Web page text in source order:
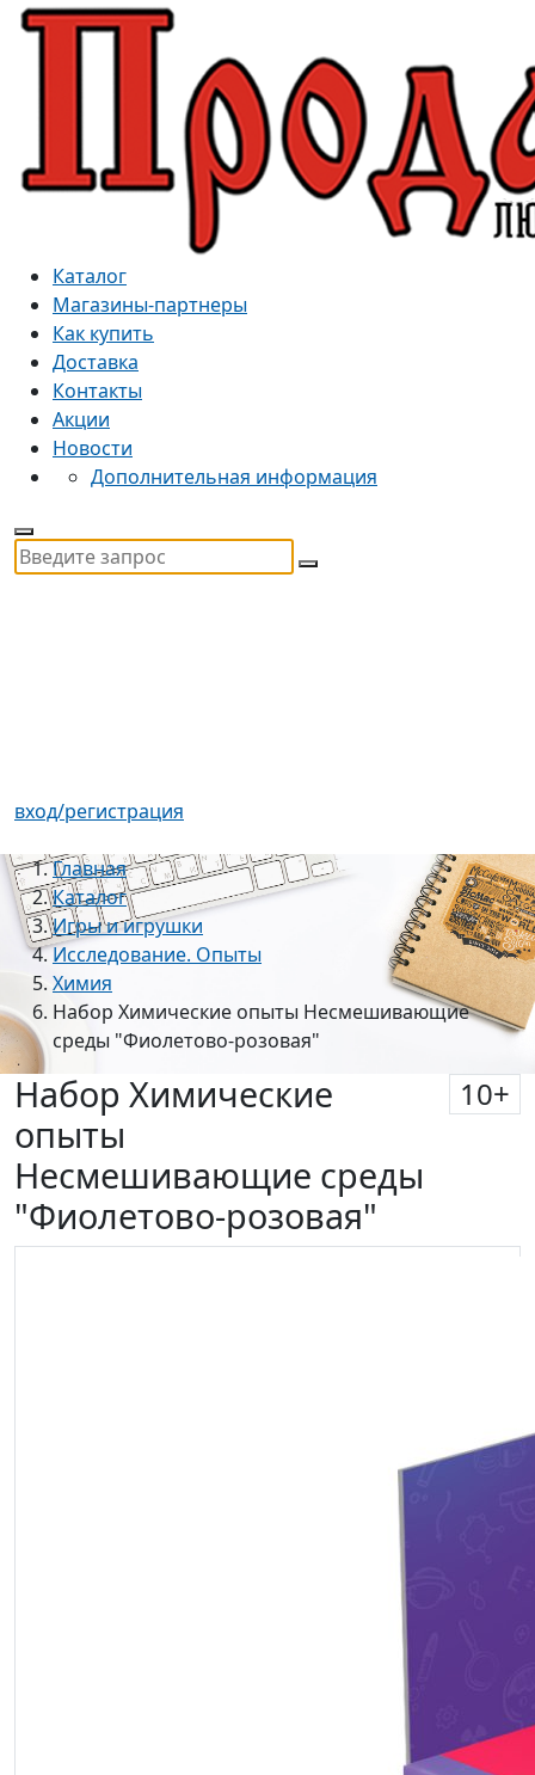
Каталог
Магазины-партнеры
Как купить
Доставка
Контакты
Акции
Новости
Дополнительная информация
вход/регистрация
Главная
Каталог
Игры и игрушки
Исследование. Опыты
Химия
Набор Химические опыты Несмешивающие
среды "Фиолетово-розовая"
Набор Химические
опыты
Несмешивающие среды
"Фиолетово-розовая"
10+